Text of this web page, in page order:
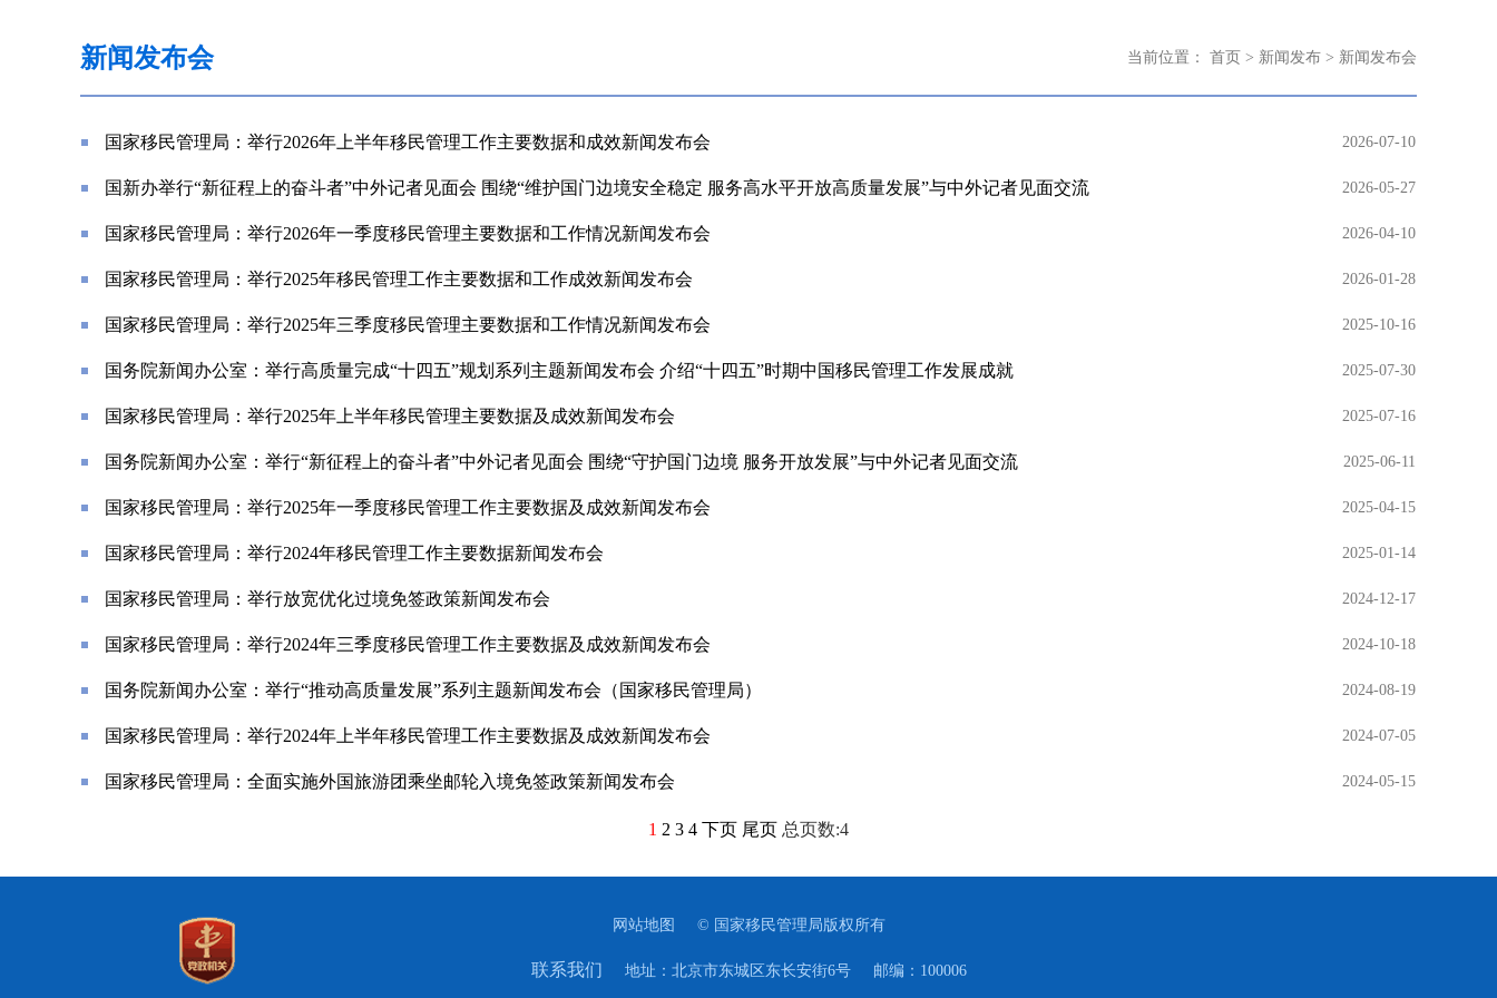
新闻发布会 当前位置： 首页 > 新闻发布 > 新闻发布会
国家移民管理局：举行2026年上半年移民管理工作主要数据和成效新闻发布会 2026-07-10
国新办举行“新征程上的奋斗者”中外记者见面会 围绕“维护国门边境安全稳定 服务高水平开放高质量发展”与中外记者见面交流 2026-05-27
国家移民管理局：举行2026年一季度移民管理主要数据和工作情况新闻发布会 2026-04-10
国家移民管理局：举行2025年移民管理工作主要数据和工作成效新闻发布会 2026-01-28
国家移民管理局：举行2025年三季度移民管理主要数据和工作情况新闻发布会 2025-10-16
国务院新闻办公室：举行高质量完成“十四五”规划系列主题新闻发布会 介绍“十四五”时期中国移民管理工作发展成就 2025-07-30
国家移民管理局：举行2025年上半年移民管理主要数据及成效新闻发布会 2025-07-16
国务院新闻办公室：举行“新征程上的奋斗者”中外记者见面会 围绕“守护国门边境 服务开放发展”与中外记者见面交流 2025-06-11
国家移民管理局：举行2025年一季度移民管理工作主要数据及成效新闻发布会 2025-04-15
国家移民管理局：举行2024年移民管理工作主要数据新闻发布会 2025-01-14
国家移民管理局：举行放宽优化过境免签政策新闻发布会 2024-12-17
国家移民管理局：举行2024年三季度移民管理工作主要数据及成效新闻发布会 2024-10-18
国务院新闻办公室：举行“推动高质量发展”系列主题新闻发布会（国家移民管理局） 2024-08-19
国家移民管理局：举行2024年上半年移民管理工作主要数据及成效新闻发布会 2024-07-05
国家移民管理局：全面实施外国旅游团乘坐邮轮入境免签政策新闻发布会 2024-05-15
1 2 3 4 下页 尾页 总页数:4
网站地图 © 国家移民管理局版权所有
联系我们 地址：北京市东城区东长安街6号 邮编：100006